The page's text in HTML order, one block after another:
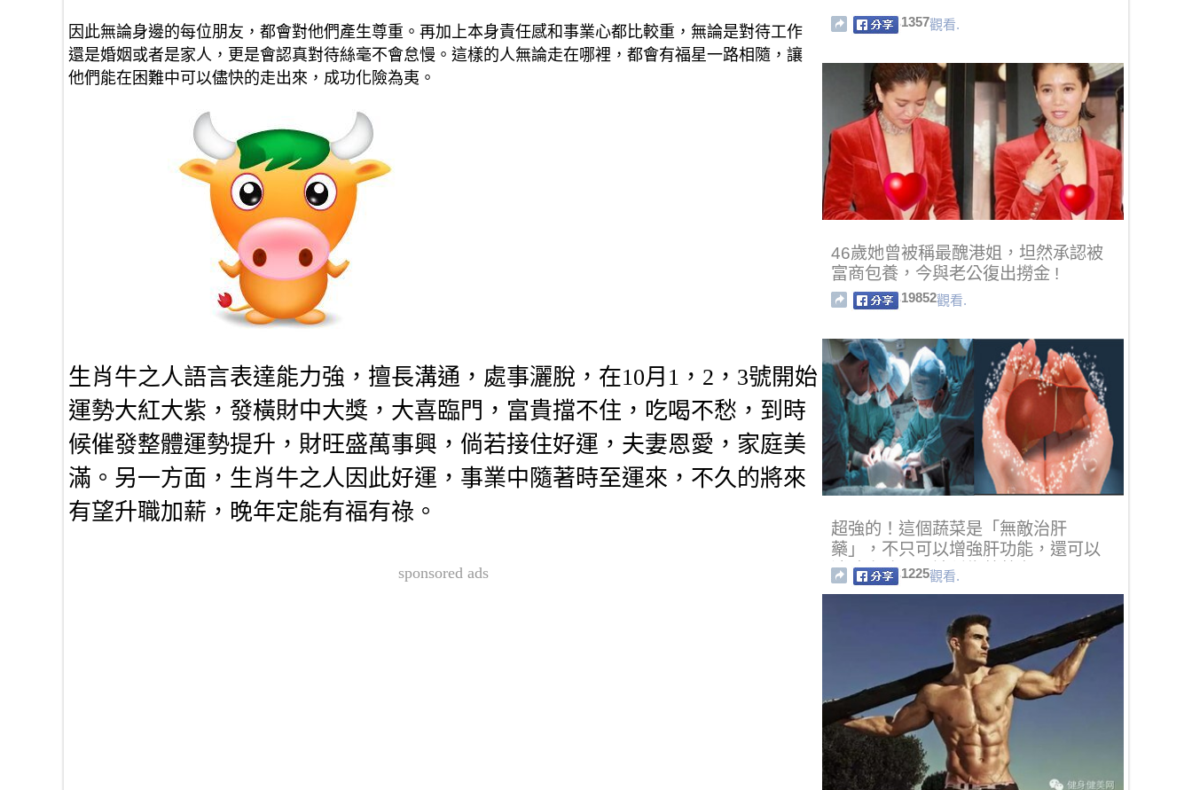
因此無論身邊的每位朋友，都會對他們產生尊重。再加上本身責任感和事業心都比較重，無論是對待工作
還是婚姻或者是家人，更是會認真對待絲毫不會怠慢。這樣的人無論走在哪裡，都會有福星一路相隨，讓
他們能在困難中可以儘快的走出來，成功化險為夷。
生肖牛之人語言表達能力強，擅長溝通，處事灑脫，在10月1，2，3號開始
運勢大紅大紫，發橫財中大獎，大喜臨門，富貴擋不住，吃喝不愁，到時
候催發整體運勢提升，財旺盛萬事興，倘若接住好運，夫妻恩愛，家庭美
滿。另一方面，生肖牛之人因此好運，事業中隨著時至運來，不久的將來
有望升職加薪，晚年定能有福有祿。
sponsored ads
1357觀看.
46歲她曾被稱最醜港姐，坦然承認被
富商包養，今與老公復出撈金 !
19852觀看.
超強的！這個蔬菜是「無敵治肝
藥」，不只可以增強肝功能，還可以
消除脂肪肝，被稱為蔬菜之王！
1225觀看.